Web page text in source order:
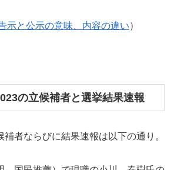
示と公示の意味、内容の違い）
の立候補者と選挙結果速報
補者ならびに結果速報は以下の通り。